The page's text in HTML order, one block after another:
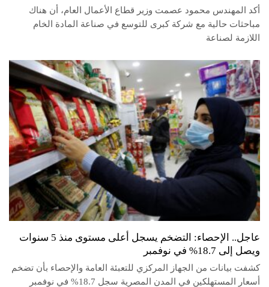
أكد المهندس محمود عصمت وزير قطاع الأعمال العام، أن هناك
مباحثات حالية مع شركة كبرى للتوسع في صناعة المادة الخام
اللازمة لصناعة
عاجل.. الإحصاء: التضخم يسجل أعلى مستوى منذ 5 سنوات
ويصل إلى 18.7% في نوفمبر
كشفت بيانات من الجهاز المركزي للتعبئة العامة والإحصاء بأن تضخم
أسعار المستهلكين في المدن المصرية سجل 18.7% في نوفمبر